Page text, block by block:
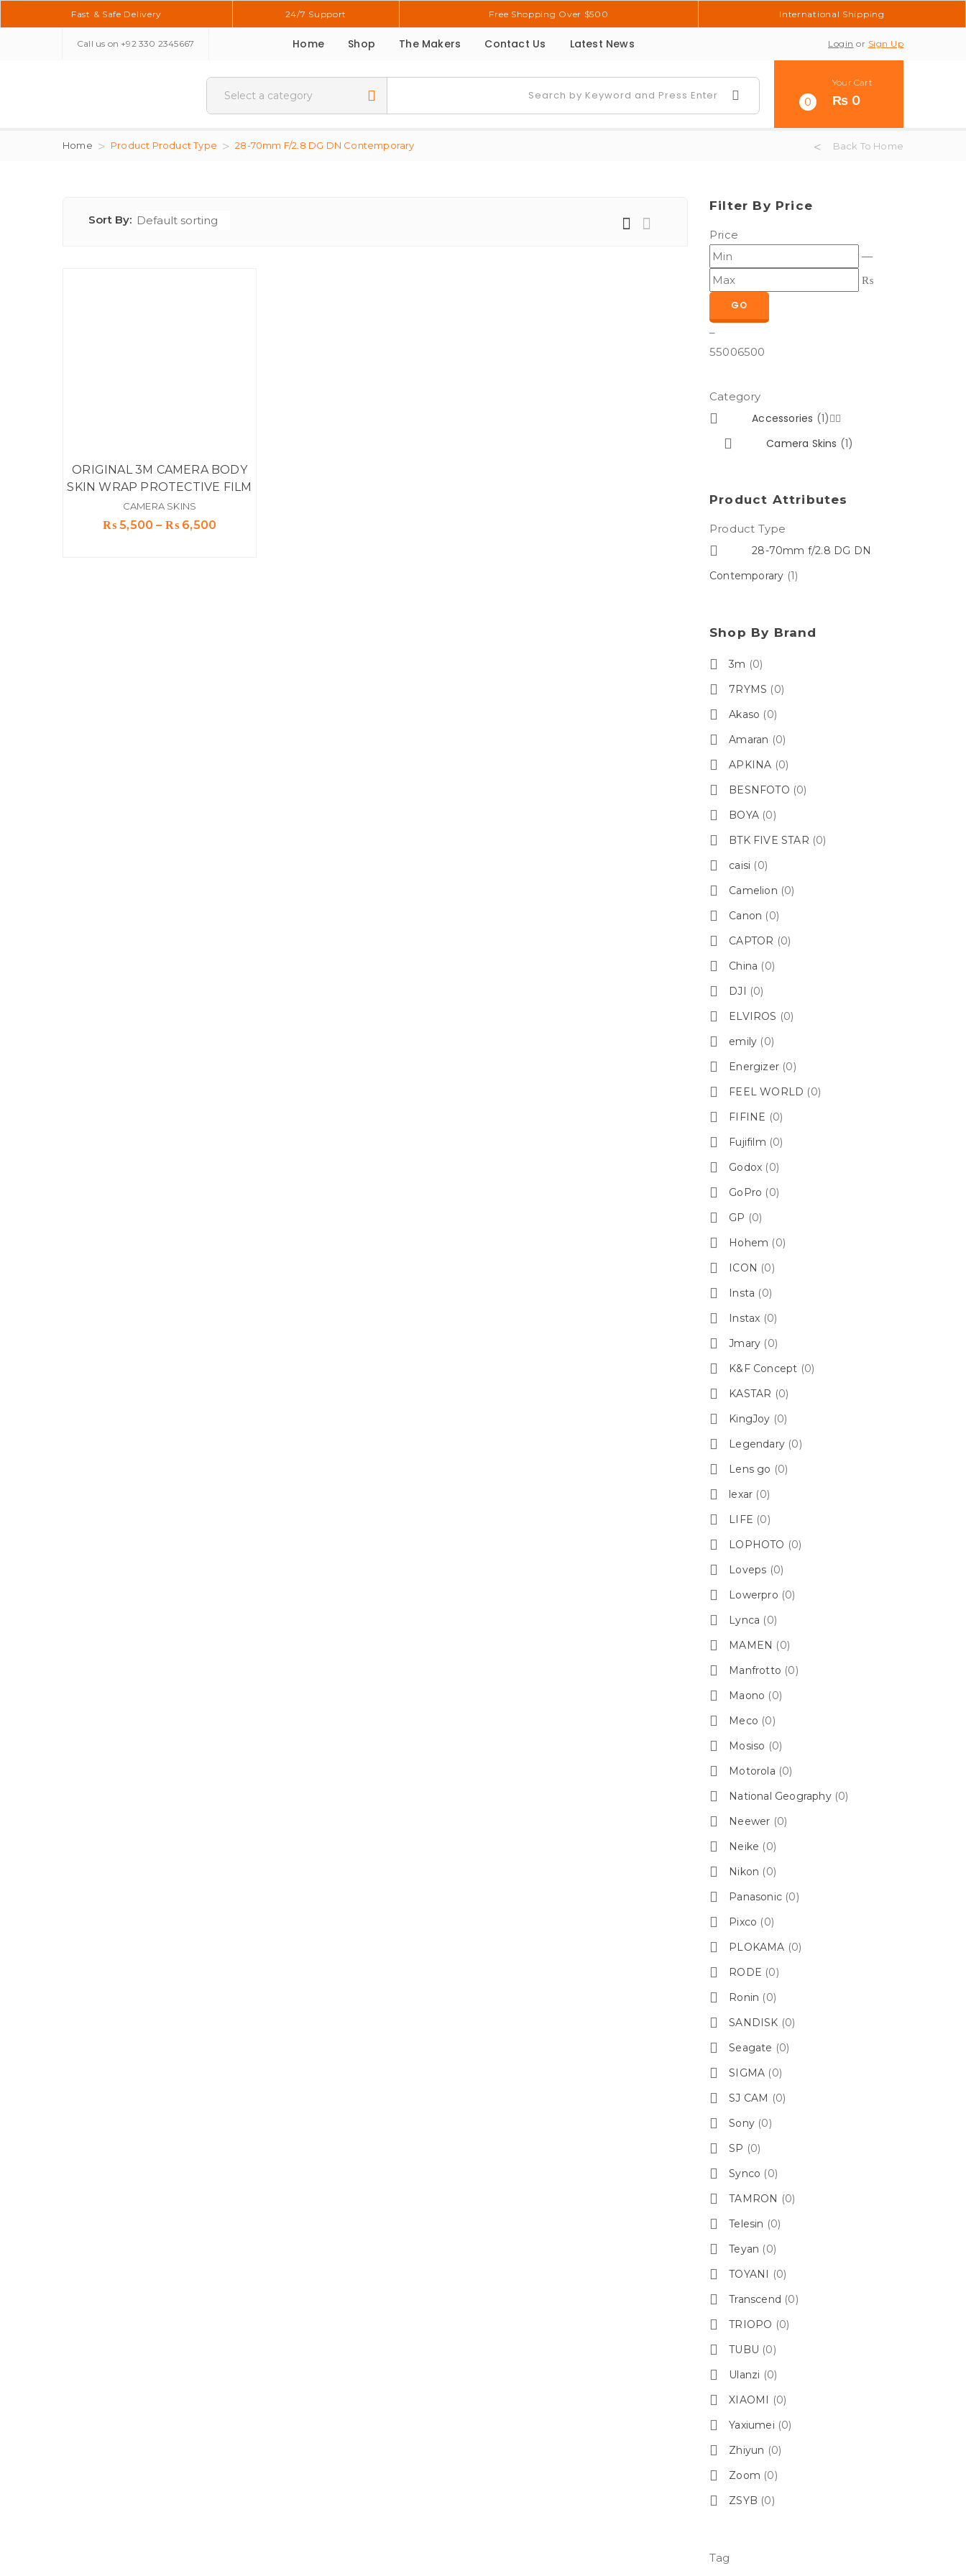
Fast & Safe Delivery 24/7 Support Free Shopping Over $500 International Shipping
Call us on +92 330 2345667 Home Shop The Makers Contact Us Latest News Login or Sign Up
0
Your Cart
₨ 0
Home Product Product Type 28-70mm F/2.8 DG DN Contemporary Back To Home
Sort By:
ORIGINAL 3M CAMERA BODY
SKIN WRAP PROTECTIVE FILM
CAMERA SKINS
₨5,500 – ₨ 6,500
Filter By Price
Price
—
₨
GO
–
55006500
Category
Accessories (1)
Camera Skins (1)
Product Attributes
Product Type
28-70mm f/2.8 DG DN
Contemporary (1)
Shop By Brand
3m (0)
7RYMS (0)
Akaso (0)
Amaran (0)
APKINA (0)
BESNFOTO (0)
BOYA (0)
BTK FIVE STAR (0)
caisi (0)
Camelion (0)
Canon (0)
CAPTOR (0)
China (0)
DJI (0)
ELVIROS (0)
emily (0)
Energizer (0)
FEEL WORLD (0)
FIFINE (0)
Fujifilm (0)
Godox (0)
GoPro (0)
GP (0)
Hohem (0)
ICON (0)
Insta (0)
Instax (0)
Jmary (0)
K&F Concept (0)
KASTAR (0)
KingJoy (0)
Legendary (0)
Lens go (0)
lexar (0)
LIFE (0)
LOPHOTO (0)
Loveps (0)
Lowerpro (0)
Lynca (0)
MAMEN (0)
Manfrotto (0)
Maono (0)
Meco (0)
Mosiso (0)
Motorola (0)
National Geography (0)
Neewer (0)
Neike (0)
Nikon (0)
Panasonic (0)
Pixco (0)
PLOKAMA (0)
RODE (0)
Ronin (0)
SANDISK (0)
Seagate (0)
SIGMA (0)
SJ CAM (0)
Sony (0)
SP (0)
Synco (0)
TAMRON (0)
Telesin (0)
Teyan (0)
TOYANI (0)
Transcend (0)
TRIOPO (0)
TUBU (0)
Ulanzi (0)
XIAOMI (0)
Yaxiumei (0)
Zhiyun (0)
Zoom (0)
ZSYB (0)
Tag